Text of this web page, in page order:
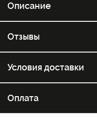
Описание
Отзывы
Условия доставки
Оплата